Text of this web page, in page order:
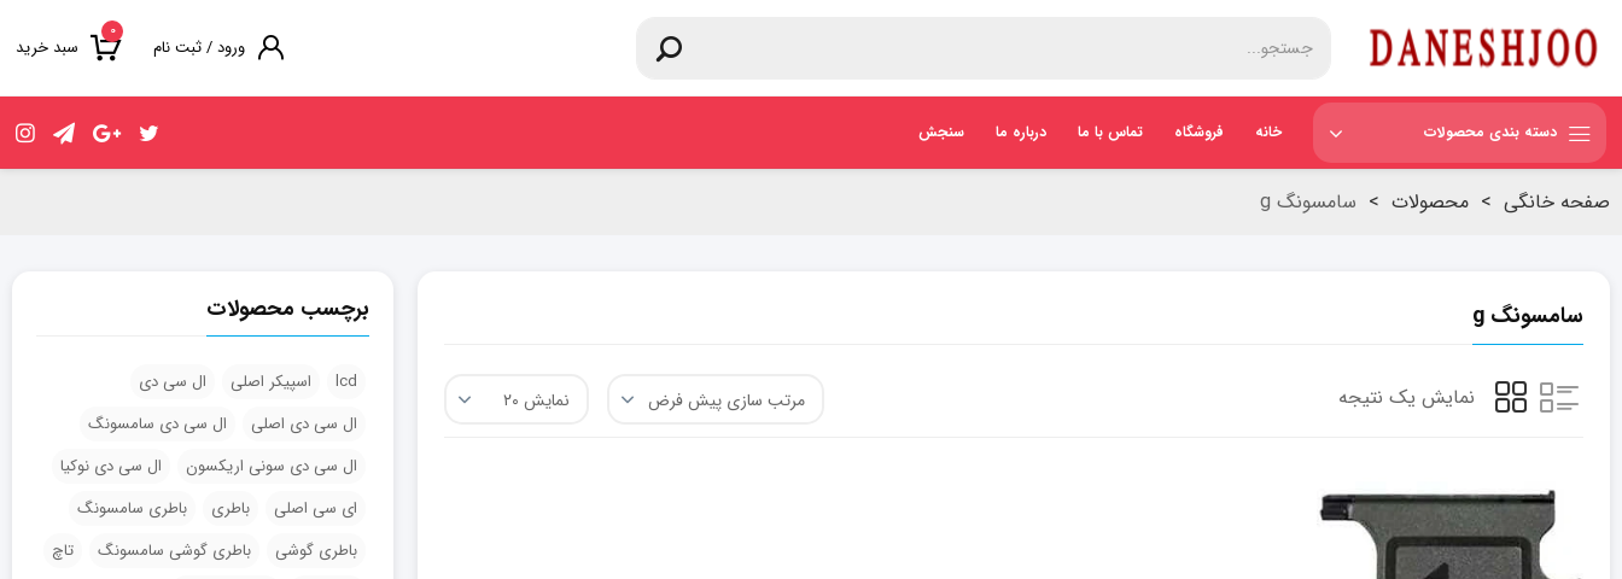
۰
سبد خرید ورود / ثبت نام
دسته بندی محصولات خانه فروشگاه تماس با ما درباره ما سنجش
صفحه خانگی > محصولات > سامسونگ g
سامسونگ g
نمایش یک نتیجه
برچسب محصولات
lcd اسپیکر اصلی
ال سی دی
ال سی دی اصلی
ال سی دی سامسونگ
ال سی دی سونی اریکسون
ال سی دی نوکیا
ای سی اصلی
باطری
باطری سامسونگ
باطری گوشی
باطری گوشی سامسونگ
تاچ